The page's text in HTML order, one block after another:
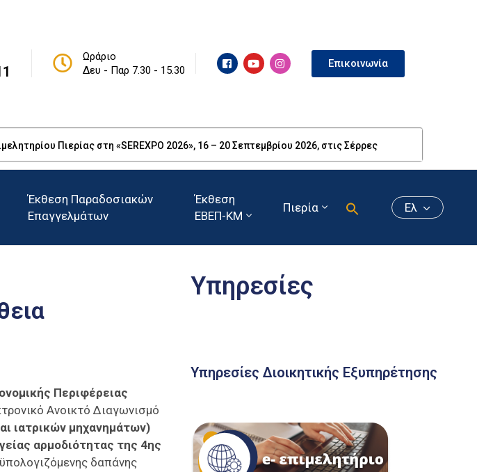
Ωράριο
Δευ - Παρ 7.30 - 15.30
Επικοινωνία
Πιερίας στη «SEREXPO 2026», 16 – 20 Σεπτεμβρίου 2026, στις Σέρρες
Έκθεση Παραδοσιακών
Επαγγελμάτων
Έκθεση
ΕΒΕΠ-ΚΜ
Πιερία Ελ
Περιφέρειας
Ανοικτό Διαγωνισμό
ιατρικών μηχανημάτων)
αρμοδιότητας της 4ης
δαπάνης
Υπηρεσίες
Υπηρεσίες Διοικητικής Εξυπηρέτησης